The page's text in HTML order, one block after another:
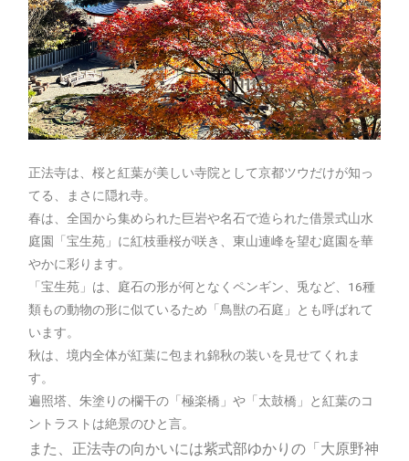
正法寺は、桜と紅葉が美しい寺院として京都ツウだけが知っ
てる、まさに隠れ寺。
春は、全国から集められた巨岩や名石で造られた借景式山水
庭園「宝生苑」に紅枝垂桜が咲き、東山連峰を望む庭園を華
やかに彩ります。
「宝生苑」は、庭石の形が何となくペンギン、兎など、16種
類もの動物の形に似ているため「鳥獣の石庭」とも呼ばれて
います。
秋は、境内全体が紅葉に包まれ錦秋の装いを見せてくれま
す。
遍照塔、朱塗りの欄干の「極楽橋」や「太鼓橋」と紅葉のコ
ントラストは絶景のひと言。
また、正法寺の向かいには紫式部ゆかりの「大原野神